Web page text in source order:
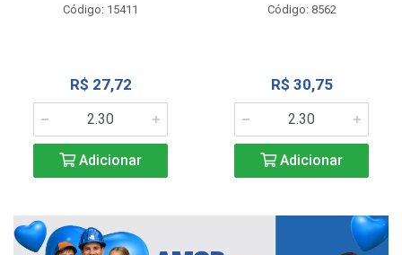
Código: 15411
R$ 27,72
Adicionar
Código: 8562
R$ 30,75
Adicionar